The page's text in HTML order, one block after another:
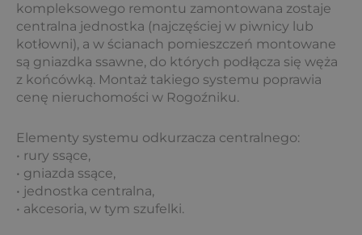
kompleksowego remontu zamontowana zostaje
centralna jednostka (najczęściej w piwnicy lub
kotłowni), a w ścianach pomieszczeń montowane
są gniazdka ssawne, do których podłącza się węża
z końcówką. Montaż takiego systemu poprawia
cenę nieruchomości w Rogoźniku.
Elementy systemu odkurzacza centralnego:
• rury ssące,
• gniazda ssące,
• jednostka centralna,
• akcesoria, w tym szufelki.